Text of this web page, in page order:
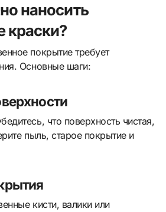
наносить
краски?
покрытие требует
Основные шаги:
что поверхность чистая,
пыль, старое покрытие и
кисти, валики или